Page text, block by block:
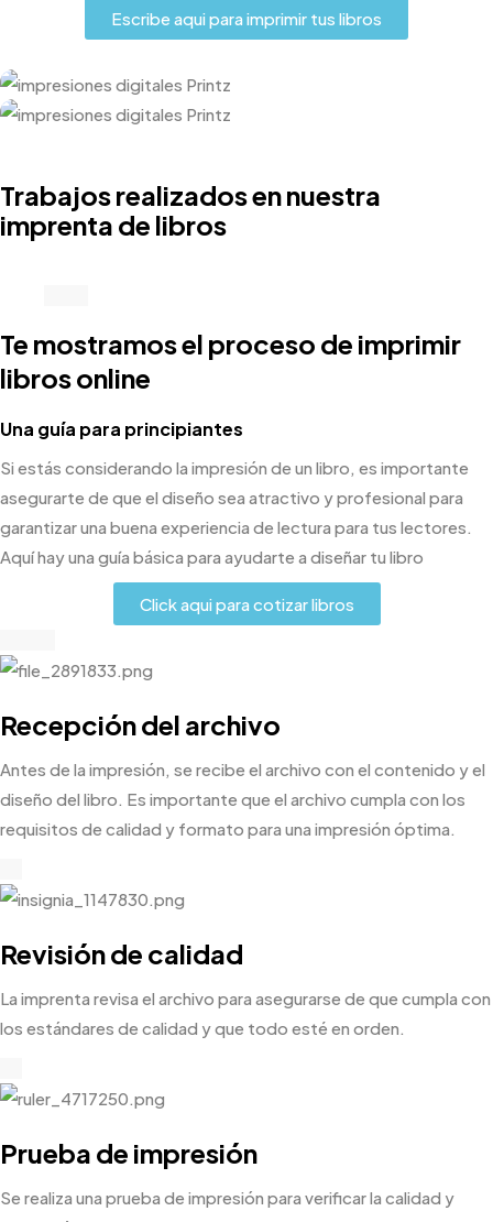
Escribe aqui para imprimir tus libros
Trabajos realizados en nuestra
imprenta de libros
Te mostramos el proceso de imprimir
libros online
Una guía para principiantes
Si estás considerando la impresión de un libro, es importante
asegurarte de que el diseño sea atractivo y profesional para
garantizar una buena experiencia de lectura para tus lectores.
Aquí hay una guía básica para ayudarte a diseñar tu libro
Click aqui para cotizar libros
Recepción del archivo
Antes de la impresión, se recibe el archivo con el contenido y el
diseño del libro. Es importante que el archivo cumpla con los
requisitos de calidad y formato para una impresión óptima.
Revisión de calidad
La imprenta revisa el archivo para asegurarse de que cumpla con
los estándares de calidad y que todo esté en orden.
Prueba de impresión
Se realiza una prueba de impresión para verificar la calidad y